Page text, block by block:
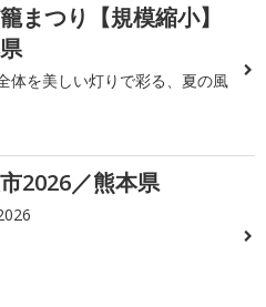
まつり【規模縮小】
体を美しい灯りで彩る、夏の風
2026／熊本県